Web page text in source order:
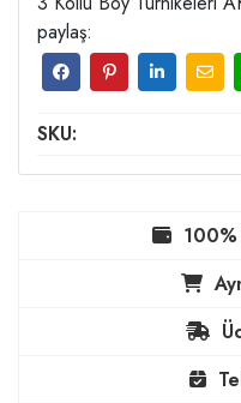
paylaş:
SKU: